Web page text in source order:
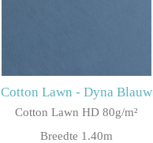
Cotton Lawn - Dyna Blauw
Cotton Lawn HD 80g/m²
Breedte 1.40m